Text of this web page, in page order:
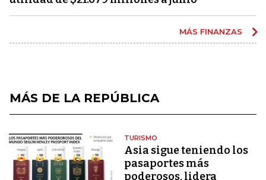
MÁS FINANZAS
MÁS DE LA REPÚBLICA
TURISMO
Asia sigue teniendo los
pasaportes más
poderosos, lidera